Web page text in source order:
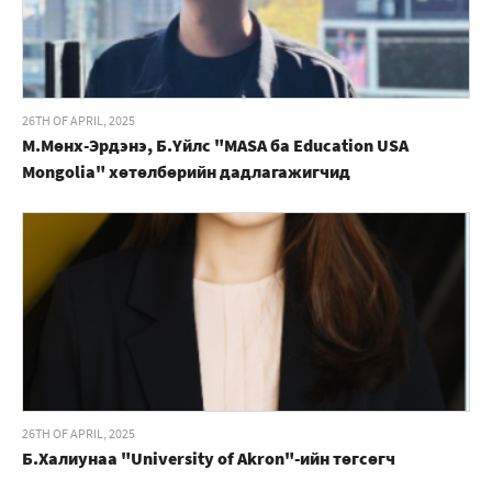
26TH OF APRIL, 2025
М.Мөнх-Эрдэнэ, Б.Үйлс "MASA ба Education USA
Mongolia" хөтөлбөрийн дадлагажигчид
26TH OF APRIL, 2025
Б.Халиунаа "University of Akron"-ийн төгсөгч